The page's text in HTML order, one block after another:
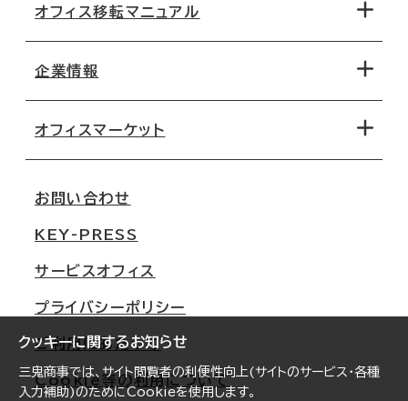
クッキーに関するお知らせ
三鬼商事では、サイト閲覧者の利便性向上(サイトのサービス・各種
入力補助)のためにCookieを使用します。
地図から探す
路線・駅から探す
オフィス移転マニュアル
移転コストシミュレーション
移転スケジュール
オフィス移転Q&A
企業情報
オフィスマーケット
大阪
名古屋
札幌
仙台
横浜
お問い合わせ
KEY-PRESS
サービスオフィス
プライバシーポリシー
ご利用にあたって
Cookie等の利用について